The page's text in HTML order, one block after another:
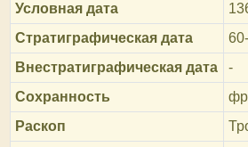
Условная дата
Стратиграфическая дата
Внестратиграфическая дата
-
Сохранность
Раскоп